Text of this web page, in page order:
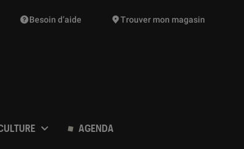
suggestions de produits vont vous être proposées
Besoin d’aide Trouver mon magasin
AGENDA